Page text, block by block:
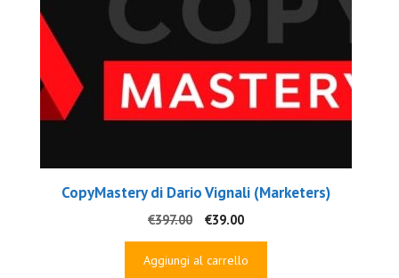
CopyMastery di Dario Vignali (Marketers)
€397.00
Il
prezzo
originale
€39.00Il
prezzo
attuale
Aggiungi al carrello